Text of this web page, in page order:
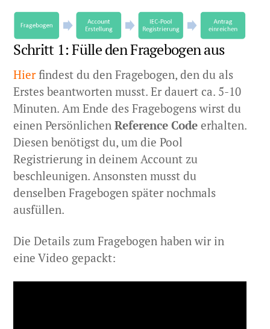
Schritt 1: Fülle den Fragebogen aus
Hierfindest du den Fragebogen, den du als
Erstes beantworten musst. Er dauert ca. 5-10
Minuten. Am Ende des Fragebogens wirst du
einen PersönlichenReference Code erhalten.
Diesen benötigst du, um die Pool
Registrierung in deinem Account zu
beschleunigen. Ansonsten musst du
denselben Fragebogen später nochmals
ausfüllen.
Die Details zum Fragebogen haben wir in
eine Video gepackt: